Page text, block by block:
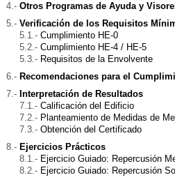
Otros Programas de Ayuda y
Verificación de los Requisitos
Cumplimiento HE-0
Cumplimiento HE-4 / HE-5
Requisitos de la Envolvente
Recomendaciones para el
Interpretación de Resultados
Calificación del Edificio
Planteamiento de Medidas de
Obtención del Certificado
Ejercicios Prácticos
Ejercicio Guiado: Repercusión
Ejercicio Guiado: Repercusión